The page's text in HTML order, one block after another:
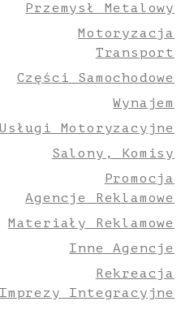
Przemysł Metalowy
Motoryzacja
Transport
Części Samochodowe
Wynajem
Usługi Motoryzacyjne
Salony, Komisy
Promocja
Agencje Reklamowe
Materiały Reklamowe
Inne Agencje
Rekreacja
Imprezy Integracyjne